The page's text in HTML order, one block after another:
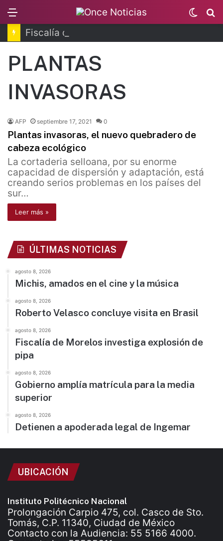
Switch
skin
PLANTAS
INVASORAS
AFP septiembre 17, 2021 0
Plantas invasoras, el nuevo quebradero de
cabeza ecológico
La cortaderia selloana, por su enorme
capacidad de dispersión y adaptación, está
creando serios problemas en los países del
sur…
Leer más »
ÚLTIMAS NOTICIAS
agosto 8, 2026
Michis, amados en el cine y la música
agosto 8, 2026
Roberto Velasco concluye visita en Brasil
agosto 8, 2026
Fiscalía de Morelos investiga explosión de
pipa
agosto 8, 2026
Gobierno amplía matrícula para la media
superior
agosto 8, 2026
Detienen a apoderada legal de Ingemar
UBICACIÓN
Instituto Politécnico Nacional
Prolongación Carpio 475, col. Casco de Sto.
Tomás, C.P. 11340, Ciudad de México
Contacto con la Audiencia: 55 5166 4000.